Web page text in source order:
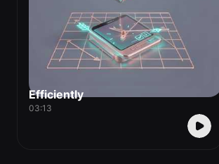
Efficiently
03:13